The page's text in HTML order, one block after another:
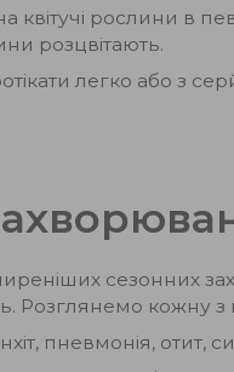
квітучі рослини в
розцвітають.
легко або з
сезонних
Розглянемо кожну з
пневмонія, отит,